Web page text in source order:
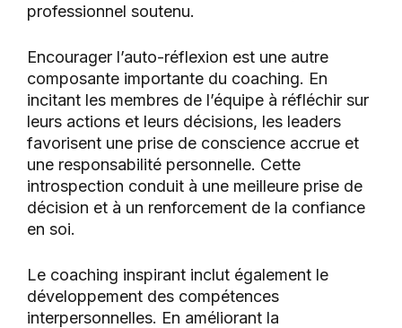
professionnel soutenu.
Encourager l’auto-réflexion est une autre
composante importante du coaching. En
incitant les membres de l’équipe à réfléchir sur
leurs actions et leurs décisions, les leaders
favorisent une prise de conscience accrue et
une responsabilité personnelle. Cette
introspection conduit à une meilleure prise de
décision et à un renforcement de la confiance
en soi.
Le coaching inspirant inclut également le
développement des compétences
interpersonnelles. En améliorant la